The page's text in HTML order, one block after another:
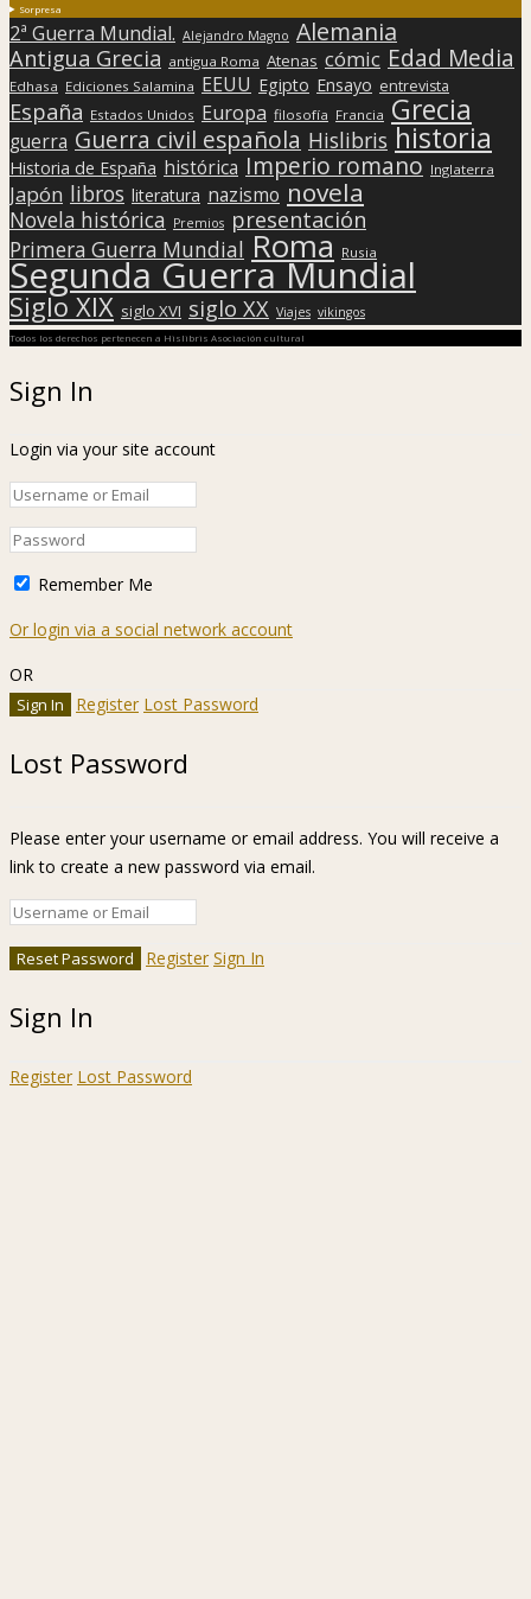
Sorpresa
2ª Guerra Mundial. Alejandro Magno Alemania
Antigua Grecia antigua Roma Atenas cómic Edad Media
Edhasa Ediciones Salamina EEUU Egipto Ensayo entrevista
España Estados Unidos Europa filosofía Francia Grecia
guerra Guerra civil española Hislibris historia
Historia de España histórica Imperio romano Inglaterra
Japón libros literatura nazismo novela
Novela histórica Premios presentación
Primera Guerra Mundial Roma Rusia
Segunda Guerra Mundial
Siglo XIX siglo XVI siglo XX Viajes vikingos
Todos los derechos pertenecen a Hislibris Asociación cultural
Sign In
Login via your site account
Remember Me
Or login via a social network account
OR
Register Lost Password
Lost Password
Please enter your username or email address. You will receive a
link to create a new password via email.
Register Sign In
Sign In
Register Lost Password